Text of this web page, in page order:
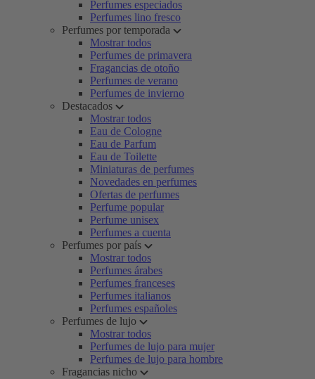
Perfumes especiados
Perfumes lino fresco
Perfumes por temporada
Mostrar todos
Perfumes de primavera
Fragancias de otoño
Perfumes de verano
Perfumes de invierno
Destacados
Mostrar todos
Eau de Cologne
Eau de Parfum
Eau de Toilette
Miniaturas de perfumes
Novedades en perfumes
Ofertas de perfumes
Perfume popular
Perfume unisex
Perfumes a cuenta
Perfumes por país
Mostrar todos
Perfumes árabes
Perfumes franceses
Perfumes italianos
Perfumes españoles
Perfumes de lujo
Mostrar todos
Perfumes de lujo para mujer
Perfumes de lujo para hombre
Fragancias nicho